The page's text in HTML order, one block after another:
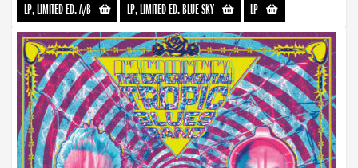
LP, LIMITED ED. A/B- LP, LIMITED ED. BLUE SKY- LP-